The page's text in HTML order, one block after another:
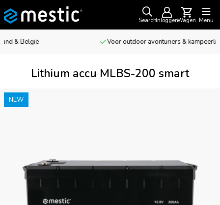
SearchInloggenWagen Menu
Voor outdoor avonturiers & kampeerliefhebbers
Lithium accu MLBS-200 smart
NEW